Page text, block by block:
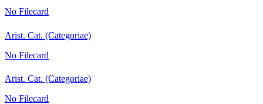
No Filecard
Arist. Cat. (Categoriae)
No Filecard
Arist. Cat. (Categoriae)
No Filecard